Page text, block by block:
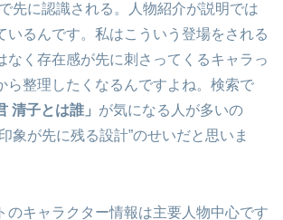
先に認識される。人物紹介が説明では
いるんです。私はこういう登場をされる
なく存在感が先に刺さってくるキャラっ
ら整理したくなるんですよね。検索で
清子とは誰」 が気になる人が多いの
象が先に残る設計”のせいだと思いま
のキャラクター情報は主要人物中心です